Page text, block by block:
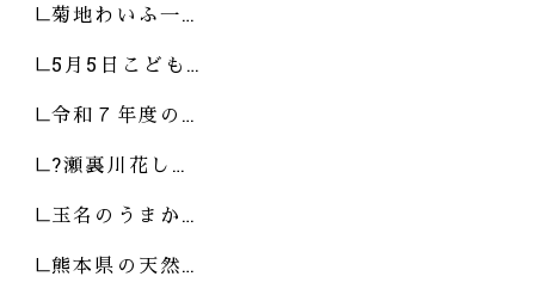
菊地わいふ一…
5月5日こども…
令和７年度の…
?瀬裏川花し…
玉名のうまか…
熊本県の天然…